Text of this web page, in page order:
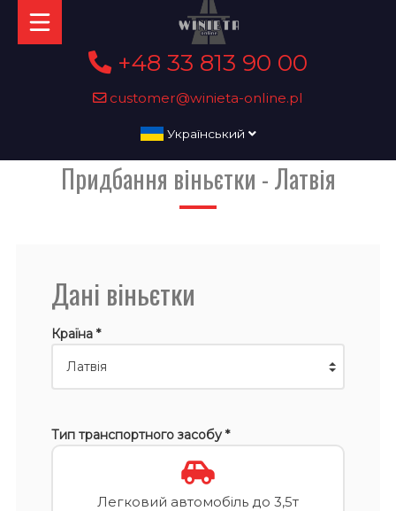
+48 33 813 90 00
customer@winieta-online.pl
Український
Придбання віньєтки - Латвія
Дані віньєтки
Країна *
Тип транспортного засобу *
Легковий автомобіль до 3,5т